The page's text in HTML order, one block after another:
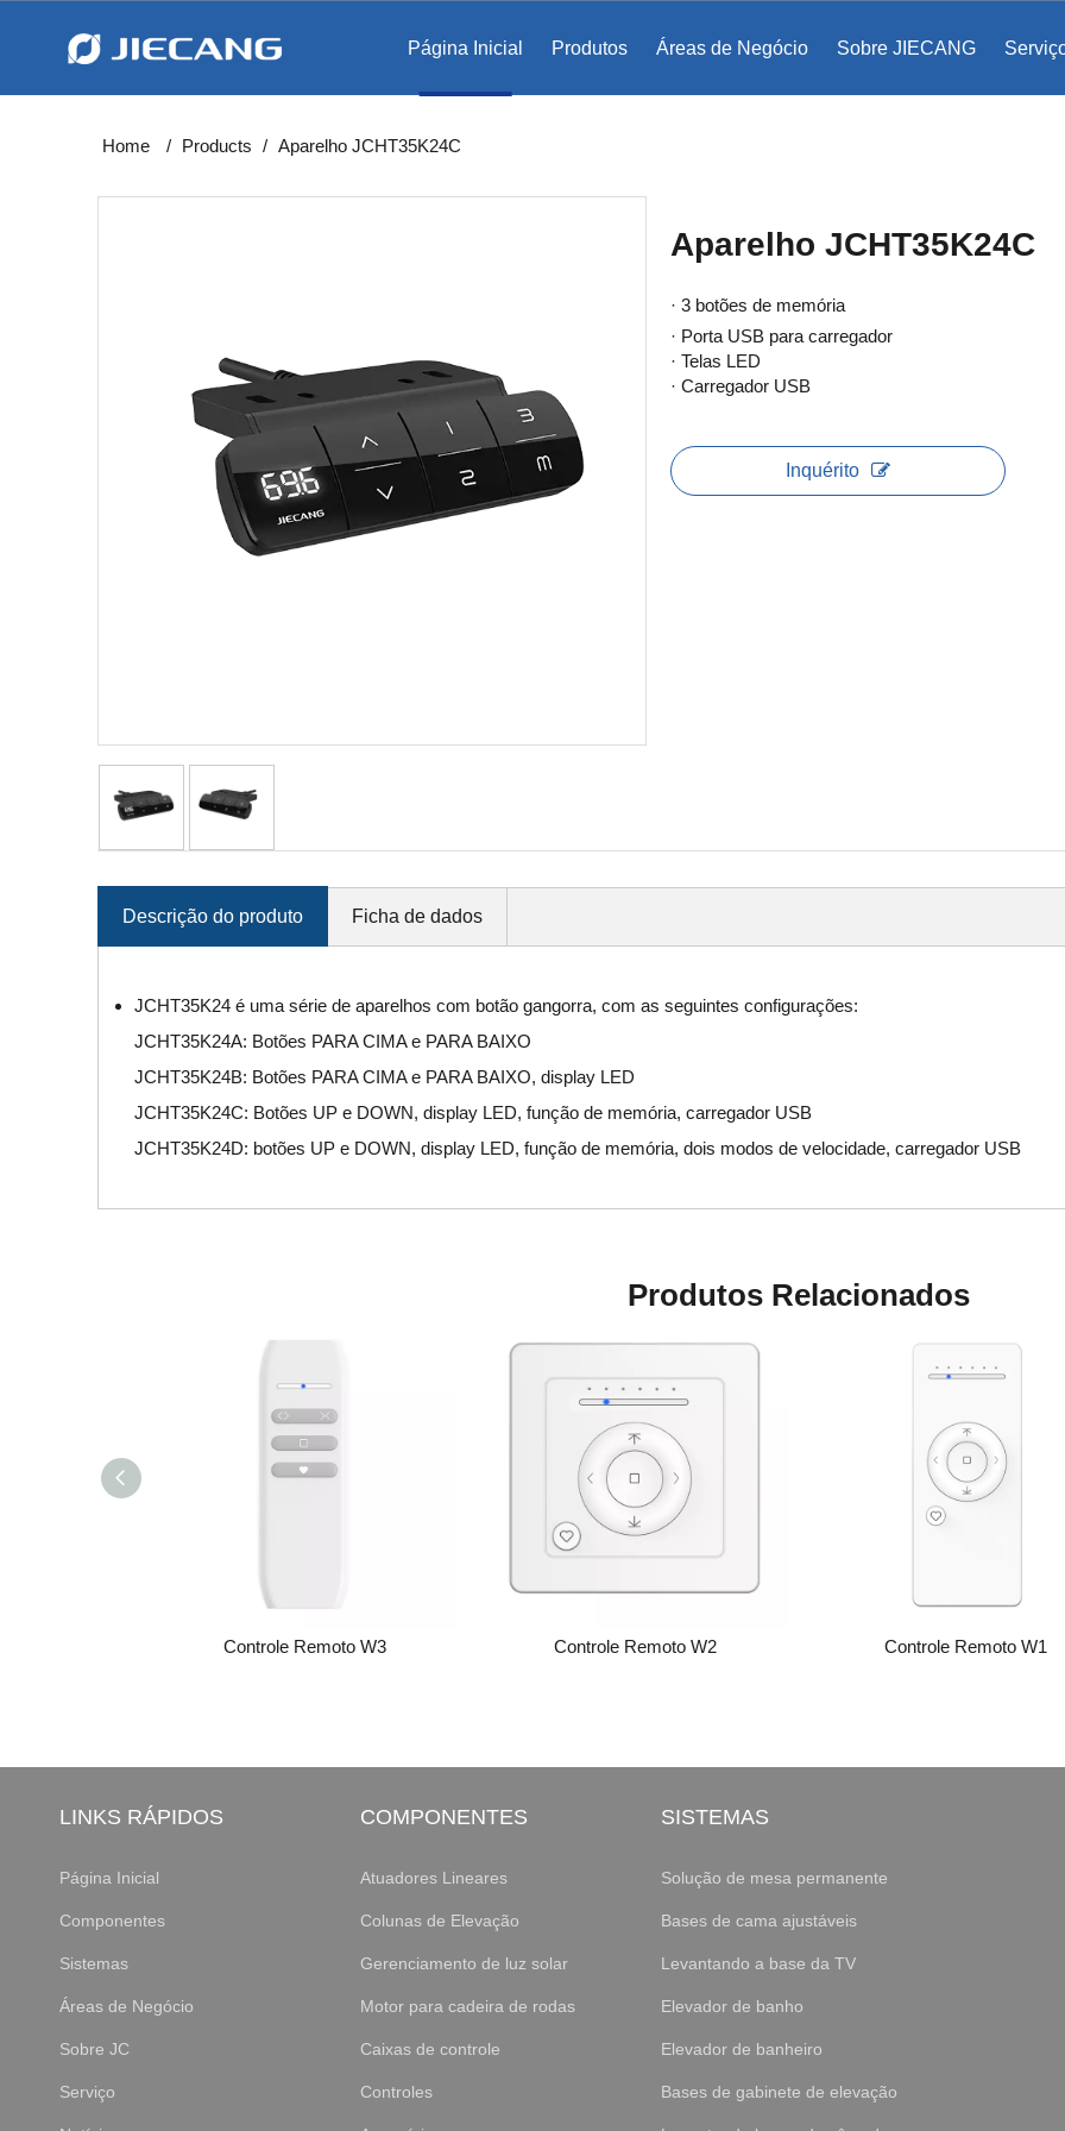
Página Inicial Produtos Áreas de Negócio Sobre JIECANG
Home / Products / Aparelho JCHT35K24C
Aparelho JCHT35K24C
· 3 botões de memória
· Porta USB para carregador
· Telas LED
· Carregador USB
Inquérito
Descrição do produto Ficha de dados
JCHT35K24 é uma série de aparelhos com botão gangorra, com as seguintes configurações:
JCHT35K24A: Botões PARA CIMA e PARA BAIXO
JCHT35K24B: Botões PARA CIMA e PARA BAIXO, display LED
JCHT35K24C: Botões UP e DOWN, display LED, função de memória, carregador USB
JCHT35K24D: botões UP e DOWN, display LED, função de memória, dois modos de velocidade, carregador USB
Produtos Relacionados
Controle Remoto W3 Controle Remoto W2 Controle Remoto W1
LINKS RÁPIDOS
Página Inicial
Componentes
Sistemas
Áreas de Negócio
Sobre JC
Serviço
COMPONENTES
Atuadores Lineares
Colunas de Elevação
Gerenciamento de luz solar
Motor para cadeira de rodas
Caixas de controle
Controles
SISTEMAS
Solução de mesa permanente
Bases de cama ajustáveis
Levantando a base da TV
Elevador de banho
Elevador de banheiro
Bases de gabinete de elevação